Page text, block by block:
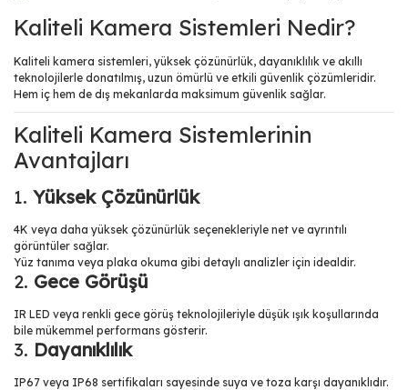
Kaliteli Kamera Sistemleri Nedir?
Kaliteli kamera sistemleri, yüksek çözünürlük, dayanıklılık ve akıllı
teknolojilerle donatılmış, uzun ömürlü ve etkili güvenlik çözümleridir.
Hem iç hem de dış mekanlarda maksimum güvenlik sağlar.
Kaliteli Kamera Sistemlerinin
Avantajları
1. Yüksek Çözünürlük
4K veya daha yüksek çözünürlük seçenekleriyle net ve ayrıntılı
görüntüler sağlar.
Yüz tanıma veya plaka okuma gibi detaylı analizler için idealdir.
2. Gece Görüşü
IR LED veya renkli gece görüş teknolojileriyle düşük ışık koşullarında
bile mükemmel performans gösterir.
3. Dayanıklılık
IP67 veya IP68 sertifikaları sayesinde suya ve toza karşı dayanıklıdır.